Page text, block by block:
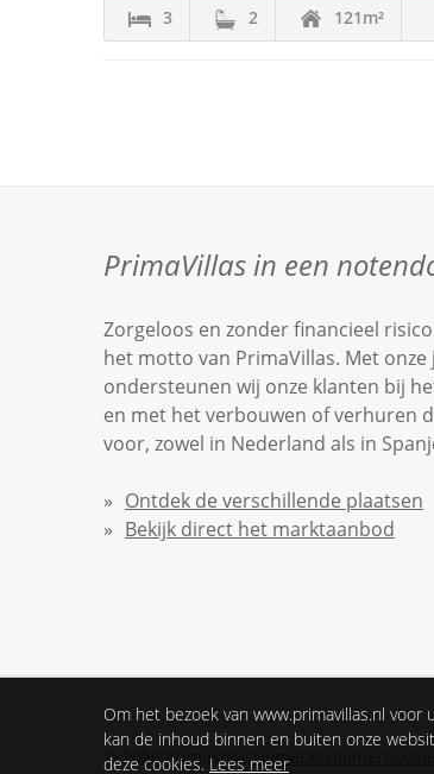
Om het bezoek van www.primavillas.nl
kan de inhoud binnen en buiten onze
deze cookies. Lees meer
3 2 121m²
PrimaVillas in een
Zorgeloos en zonder financieel
het motto van PrimaVillas. Met
ondersteunen wij onze klanten bij
en met het verbouwen of verhuren
voor, zowel in Nederland als in
Ontdek de verschillende plaatsen
Bekijk direct het marktaanbod
©2026PrimaVillasHome